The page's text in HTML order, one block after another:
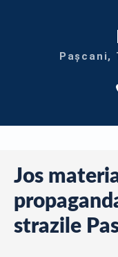
Pașcani,
Jos
strazile